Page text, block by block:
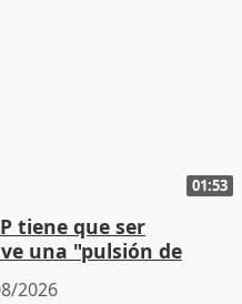
01:53
tiene que ser
una "pulsión de
2026